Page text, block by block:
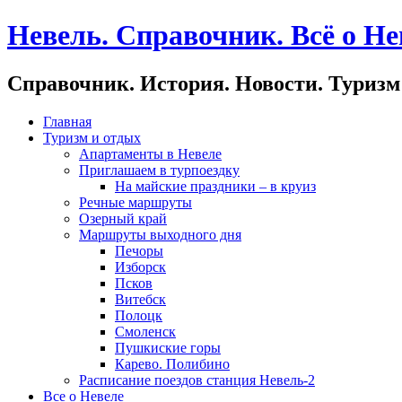
Невель. Справочник. Всё о
Справочник. История. Новости. Туризм
Главная
Туризм и отдых
Апартаменты в Невеле
Приглашаем в турпоездку
На майские праздники – в круиз
Речные маршруты
Озерный край
Маршруты выходного дня
Печоры
Изборск
Псков
Витебск
Полоцк
Смоленск
Пушкиские горы
Карево. Полибино
Расписание поездов станция Невель-2
Все о Невеле